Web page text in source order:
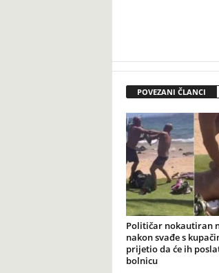
POVEZANI ČLANCI
Političar nokautiran
nakon svađe s
prijetio da će ih
bolnicu